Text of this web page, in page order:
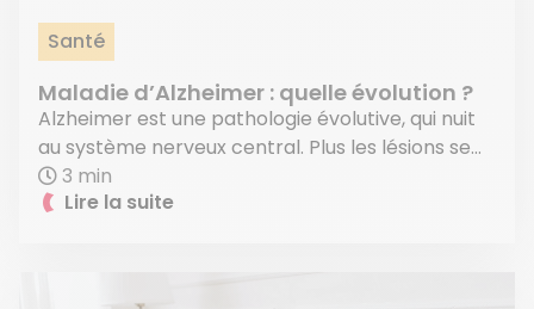
Santé
Maladie d’Alzheimer : quelle évolution ?
Alzheimer est une pathologie évolutive, qui nuit
au système nerveux central. Plus les lésions se...
3 min
Lire la suite